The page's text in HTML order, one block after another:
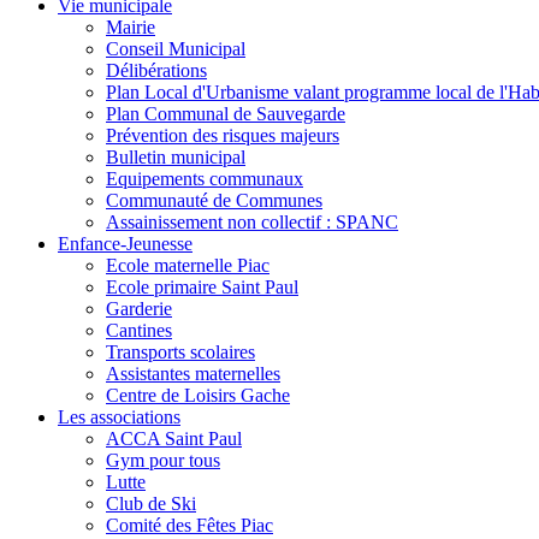
Vie municipale
Mairie
Conseil Municipal
Délibérations
Plan Local d'Urbanisme valant programme local de
Plan Communal de Sauvegarde
Prévention des risques majeurs
Bulletin municipal
Equipements communaux
Communauté de Communes
Assainissement non collectif : SPANC
Enfance-Jeunesse
Ecole maternelle Piac
Ecole primaire Saint Paul
Garderie
Cantines
Transports scolaires
Assistantes maternelles
Centre de Loisirs Gache
Les associations
ACCA Saint Paul
Gym pour tous
Lutte
Club de Ski
Comité des Fêtes Piac